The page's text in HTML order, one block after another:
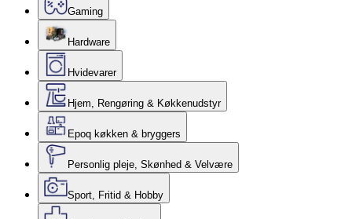
Gaming
Hardware
Hvidevarer
Hjem, Rengøring & Køkkenudstyr
Epoq køkken & bryggers
Personlig pleje, Skønhed & Velvære
Sport, Fritid & Hobby